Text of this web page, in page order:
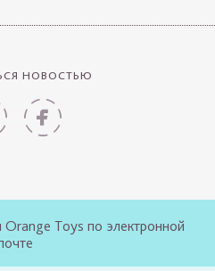
НОВОСТЬЮ
Toys по электронной